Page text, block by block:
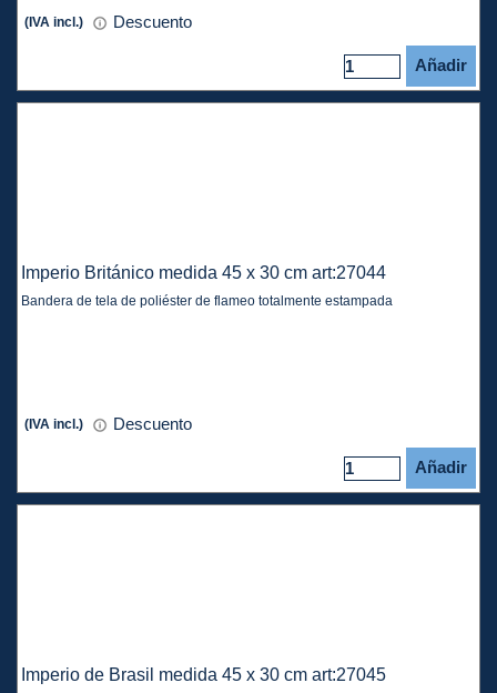
(IVA incl.) Descuento
Añadir
Imperio Británico medida 45 x 30 cm art:27044
Bandera de tela de poliéster de flameo totalmente estampada
(IVA incl.) Descuento
Añadir
Imperio de Brasil medida 45 x 30 cm art:27045